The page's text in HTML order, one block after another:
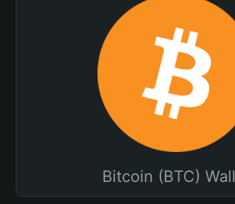
Bitcoin (BTC)